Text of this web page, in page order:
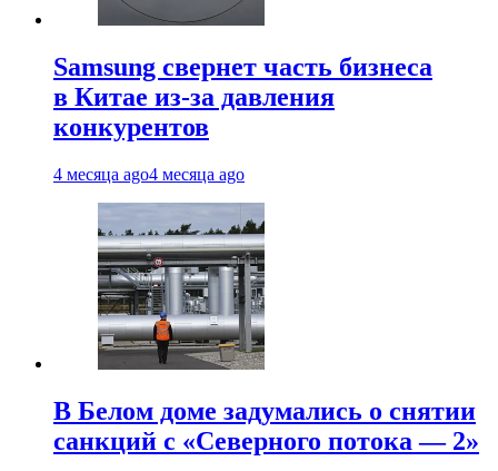
Samsung свернет часть бизнеса
в Китае из-за давления
конкурентов
4 месяца ago4 месяца ago
В Белом доме задумались о снятии
санкций с «Северного потока — 2»